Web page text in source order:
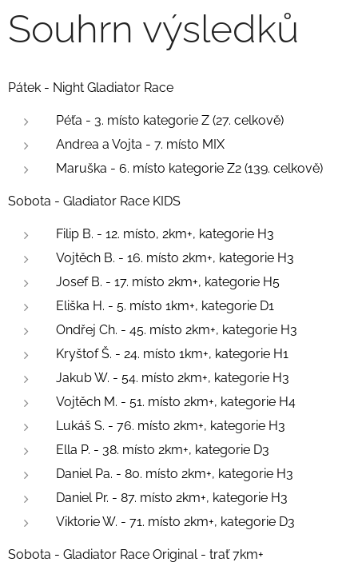
Souhrn výsledků
Pátek - Night Gladiator Race
Péťa - 3. místo kategorie Z (27. celkově)
Andrea a Vojta - 7. místo MIX
Maruška - 6. místo kategorie Z2 (139. celkově)
Sobota - Gladiator Race KIDS
Filip B. - 12. místo, 2km+, kategorie H3
Vojtěch B. - 16. místo 2km+, kategorie H3
Josef B. - 17. místo 2km+, kategorie H5
Eliška H. - 5. místo 1km+, kategorie D1
Ondřej Ch. - 45. místo 2km+, kategorie H3
Kryštof Š. - 24. místo 1km+, kategorie H1
Jakub W. - 54. místo 2km+, kategorie H3
Vojtěch M. - 51. místo 2km+, kategorie H4
Lukáš S. - 76. místo 2km+, kategorie H3
Ella P. - 38. místo 2km+, kategorie D3
Daniel Pa. - 80. místo 2km+, kategorie H3
Daniel Pr. - 87. místo 2km+, kategorie H3
Viktorie W. - 71. místo 2km+, kategorie D3
Sobota - Gladiator Race Original - trať 7km+